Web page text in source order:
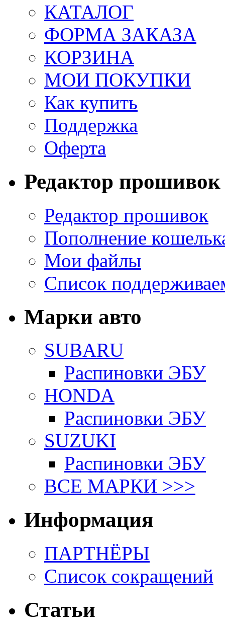
КАТАЛОГ
ФОРМА ЗАКАЗА
КОРЗИНА
МОИ ПОКУПКИ
Как купить
Поддержка
Оферта
Редактор прошивок
Редактор прошивок
Пополнение
Мои файлы
Список
Марки авто
SUBARU
Распиновки ЭБУ
HONDA
Распиновки ЭБУ
SUZUKI
Распиновки ЭБУ
ВСЕ МАРКИ >>>
Информация
ПАРТНЁРЫ
Список сокращений
Статьи